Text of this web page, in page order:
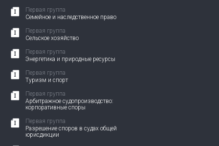
Первая группа
Семейное и наследственное право
Первая группа
Сельское хозяйство
Первая группа
Энергетика и природные ресурсы
Первая группа
Туризм и спорт
Первая группа
Арбитражное судопроизводство:
корпоративные споры
Первая группа
Разрешение споров в судах общей
юрисдикции